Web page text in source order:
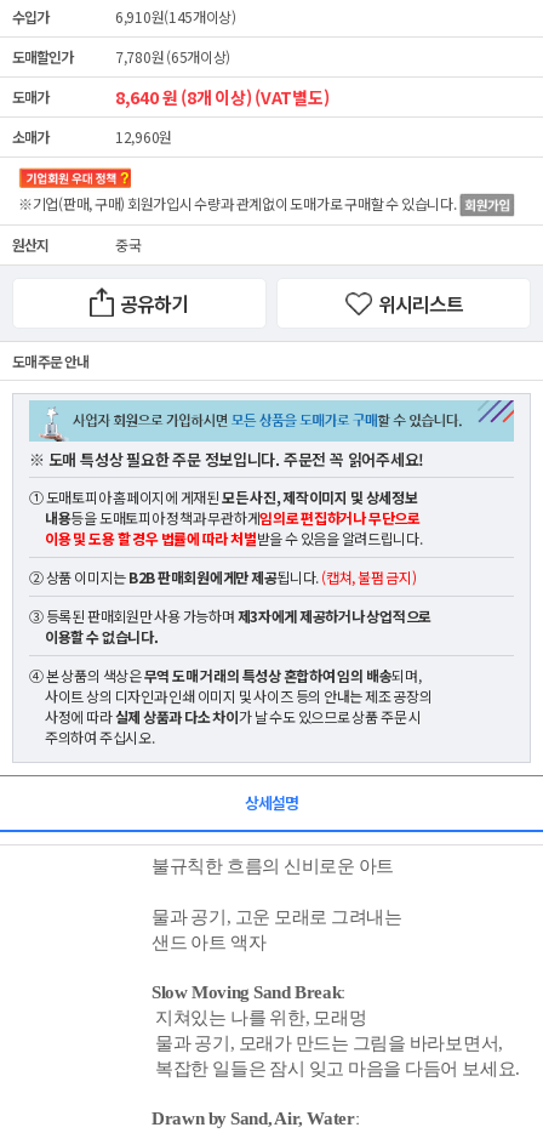
수입가
6,910원(145개이상)
도매할인가
7,780원 (65개이상)
도매가
8,640 원 (8개 이상) (VAT별도)
소매가 12,960원
※기업(판매, 구매) 회원가입시 수량과 관계없이도매가로 구매할 수 있습니다.
원산지 중국
공유하기 위시리스트
도매 주문 안내
※ 도매 특성상 필요한 주문 정보입니다. 주문전 꼭 읽어주세요!
① 도매토피아 홈페이지에 게재된모든 사진, 제작이미지 및 상세정보
내용등을 도매토피아 정책과 무관하게임의로 편집하거나 무단으로
이용 및 도용 할 경우 법률에 따라 처벌받을 수 있음을 알려드립니다.
② 상품 이미지는B2B 판매회원에게만 제공됩니다.(캡쳐, 불펌 금지)
③ 등록된 판매회원만 사용 가능하며제3자에게 제공하거나 상업적으로
이용할 수 없습니다.
④ 본 상품의 색상은무역 도매 거래의 특성상 혼합하여 임의 배송되며,
사이트 상의 디자인과 인쇄 이미지 및 사이즈 등의 안내는 제조 공장의
사정에 따라실제 상품과 다소 차이가 날 수도 있으므로 상품 주문 시
주의하여 주십시오.
상세설명
불규칙한 흐름의 신비로운 아트
물과 공기, 고운 모래로 그려내는
샌드 아트 액자
SlowMovingSandBreakː
지쳐있는 나를 위한, 모래멍
물과 공기, 모래가 만드는 그림을 바라보면서,
복잡한 일들은 잠시 잊고 마음을 다듬어 보세요.
Drawn by Sand, Air, Waterː